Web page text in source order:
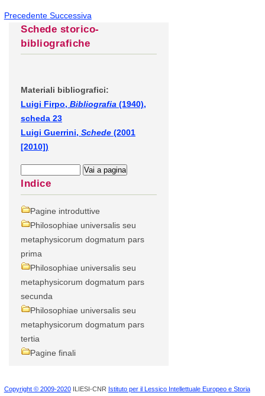
Precedente Successiva
Schede storico-
bibliografiche
Materiali bibliografici:
Luigi Firpo, Bibliografia (1940),
scheda 23
Luigi Guerrini, Schede (2001
[2010])
Indice
Pagine introduttive
Philosophiae universalis seu
metaphysicorum dogmatum pars
prima
Philosophiae universalis seu
metaphysicorum dogmatum pars
secunda
Philosophiae universalis seu
metaphysicorum dogmatum pars
tertia
Pagine finali
Copyright © 2009-2020ILIESI-CNR Istituto per il Lessico Intellettuale Europeo e Storia